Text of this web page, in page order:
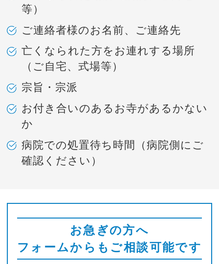
等）
ご連絡者様のお名前、ご連絡先
亡くなられた方をお連れする場所
（ご自宅、式場等）
宗旨・宗派
お付き合いのあるお寺があるかない
か
病院での処置待ち時間（病院側にご
確認ください）
お急ぎの方へ
フォームからもご相談可能です